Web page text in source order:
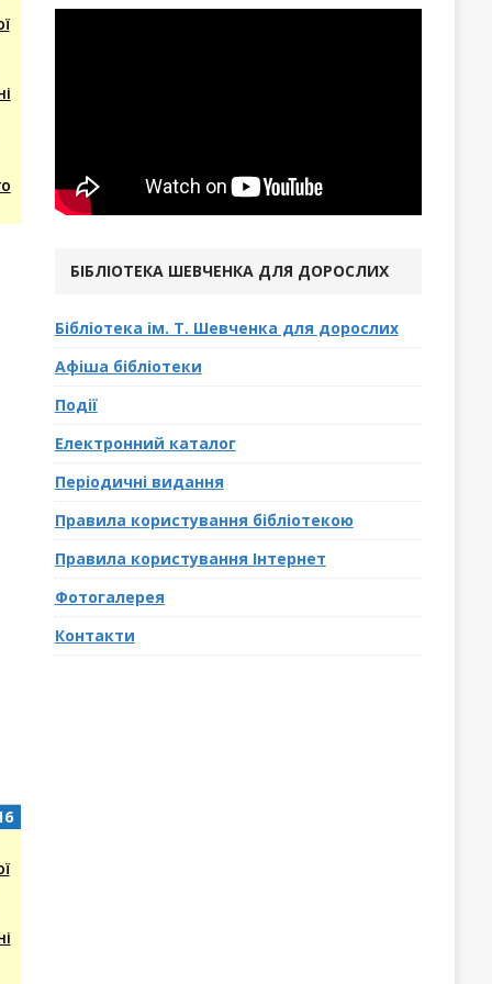
16
(1
БІБЛІОТЕКА ШЕВЧЕНКА ДЛЯ ДОРОСЛИХ
Бібліотека ім. Т. Шевченка для дорослих
Афіша бібліотеки
Події
Електронний каталог
Періодичні видання
Правила користування бібліотекою
Правила користування Інтернет
Фотогалерея
Контакти